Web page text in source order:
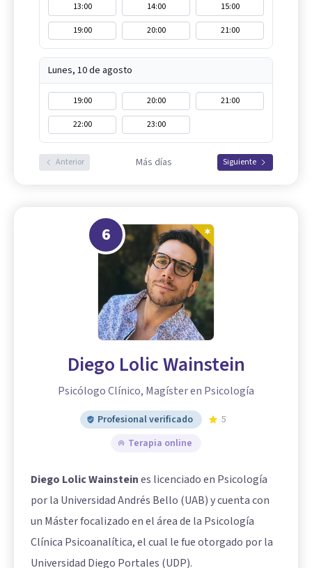
13:00 14:00
15:00
19:00
20:00 21:00
Lunes, 10 de agosto
19:00 20:00
21:00
22:00
23:00
Anterior Más días Siguiente
6
Diego Lolic Wainstein
Psicólogo Clínico, Magíster en Psicología
Profesional verificado
5
Terapia online
Diego Lolic Wainsteines licenciado en Psicología
por la Universidad Andrés Bello (UAB) y cuenta con
un Máster focalizado en el área de la Psicología
Clínica Psicoanalítica, el cual le fue otorgado por la
Universidad Diego Portales (UDP).